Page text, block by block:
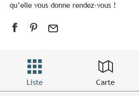
qu’elle vous donne rendez-vous !
Liste Carte